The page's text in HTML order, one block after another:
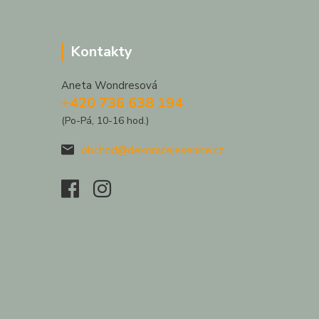
Kontakty
Aneta Wondresová
+420 736 638 194
(Po-Pá, 10-16 hod.)
obchod@dekoracejesenice.cz